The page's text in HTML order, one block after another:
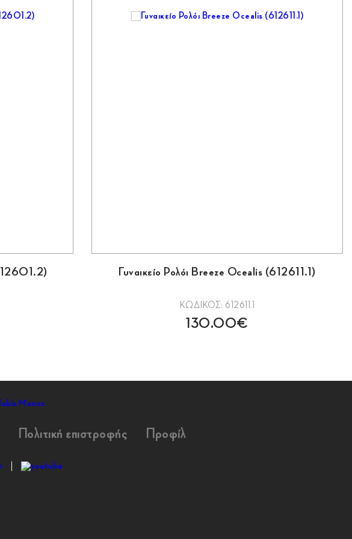
Γυναικείο Ρολόι Breeze Ocealis (612611.1)
ΚΩΔΙΚΟΣ: 612611.1
130.00€
Πολιτική επιστροφής Προφίλ